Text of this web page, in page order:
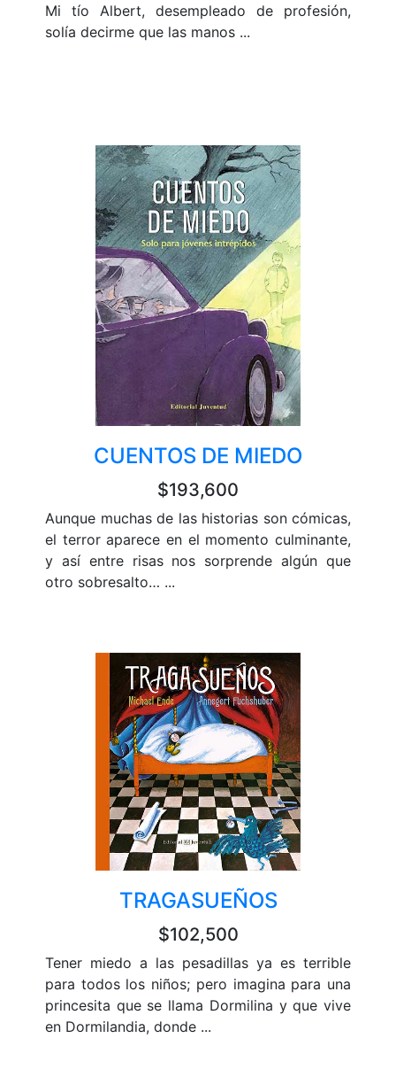
Mi tío Albert, desempleado de profesión,
solía decirme que las manos ...
CUENTOS DE MIEDO
$193,600
Aunque muchas de las historias son cómicas,
el terror aparece en el momento culminante,
y así entre risas nos sorprende algún que
otro sobresalto… ...
TRAGASUEÑOS
$102,500
Tener miedo a las pesadillas ya es terrible
para todos los niños; pero imagina para una
princesita que se llama Dormilina y que vive
en Dormilandia, donde ...